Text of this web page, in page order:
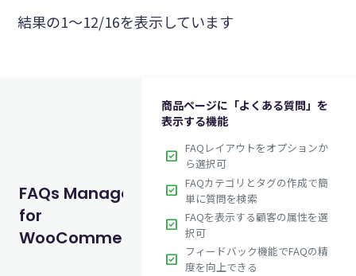
結果の1～12/16を表示しています
FAQs Manager
for
WooCommerce
商品ページに「よくある質問」を
表示する機能
check_box FAQレイアウトをオプションか
ら選択可
check_box FAQカテゴリとタグの作成で簡
単に質問を検索
check_box FAQを表示する顧客の属性を選
択可
check_box
フィードバック機能でFAQの精
度を向上できる